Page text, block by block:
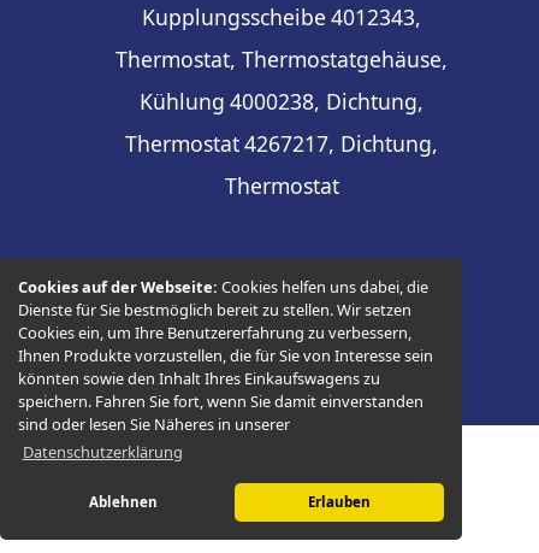
Cookies auf der Webseite:Cookies helfen uns dabei, die
Dienste für Sie bestmöglich bereit zu stellen. Wir setzen
Cookies ein, um Ihre Benutzererfahrung zu verbessern,
Ihnen Produkte vorzustellen, die für Sie von Interesse sein
könnten sowie den Inhalt Ihres Einkaufswagens zu
speichern. Fahren Sie fort, wenn Sie damit einverstanden
sind oder lesen Sie Näheres in unserer
Datenschutzerklärung
Ablehnen Erlauben
Kupplungsscheibe 4012343,
Thermostat, Thermostatgehäuse,
Kühlung 4000238, Dichtung,
Thermostat4267217, Dichtung,
Thermostat
© 2026 -Thüringer Ersatzteilhandel